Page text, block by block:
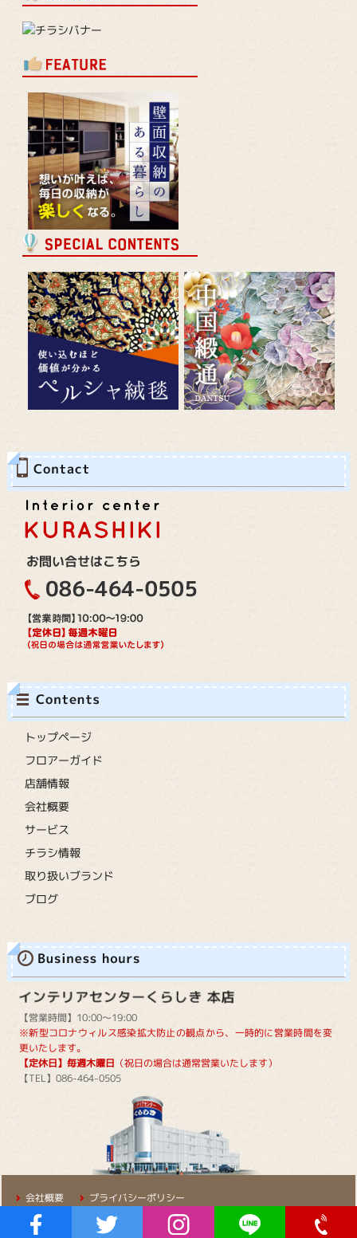
トップページ
フロアーガイド
店舗情報
会社概要
サービス
チラシ情報
取り扱いブランド
ブログ
【営業時間】10:00～19:00
※新型コロナウィルス感染拡大防止の観点から、一時的に営業時間を変
更いたします。
【定休日】毎週木曜日 （祝日の場合は通常営業いたします）
【TEL】086-464-0505
会社概要 プライバシーポリシー
Copyright © 2016-KURASHIKIKAGU.All RIGHT RESERVED.